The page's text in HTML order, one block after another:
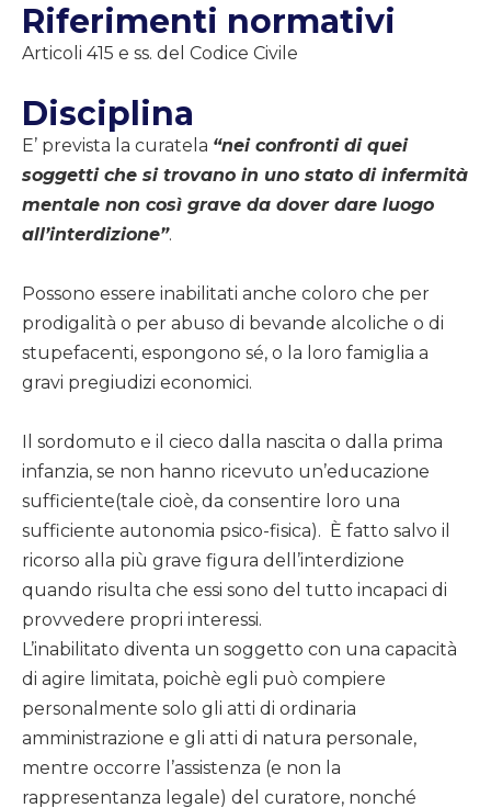
Riferimenti normativi
Articoli 415 e ss. del Codice Civile
Disciplina
E’ prevista la curatela “nei confronti di quei
soggetti che si trovano in uno stato di infermità
mentale non così grave da dover dare luogo
all’interdizione”.
Possono essere inabilitati anche coloro che per
prodigalità o per abuso di bevande alcoliche o di
stupefacenti, espongono sé, o la loro famiglia a
gravi pregiudizi economici.
Il sordomuto e il cieco dalla nascita o dalla prima
infanzia, se non hanno ricevuto un’educazione
sufficiente(tale cioè, da consentire loro una
sufficiente autonomia psico-fisica). È fatto salvo il
ricorso alla più grave figura dell’interdizione
quando risulta che essi sono del tutto incapaci di
provvedere propri interessi.
L’inabilitato diventa un soggetto con una capacità
di agire limitata, poichè egli può compiere
personalmente solo gli atti di ordinaria
amministrazione e gli atti di natura personale,
mentre occorre l’assistenza (e non la
rappresentanza legale) del curatore, nonché